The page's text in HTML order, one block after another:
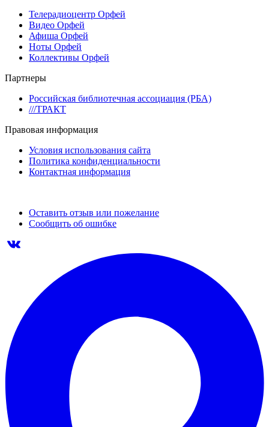
Телерадиоцентр Орфей
Видео Орфей
Афиша Орфей
Ноты Орфей
Коллективы Орфей
Партнеры
Российская библиотечная ассоциация (РБА)
///ТРАКТ
Правовая информация
Условия использования сайта
Политика конфиденциальности
Контактная информация
Оставить отзыв или пожелание
Сообщить об ошибке